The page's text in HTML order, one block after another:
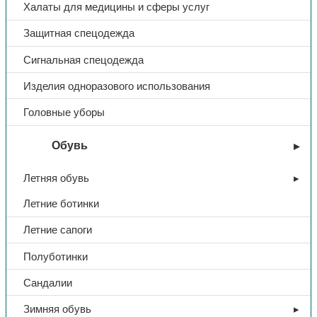
Халаты для медицины и сферы услуг
Защитная спецодежда
Сигнальная спецодежда
Изделия одноразового использования
Головные уборы
Обувь
Летняя обувь
Летние ботинки
Летние сапоги
Полуботинки
Сандалии
Зимняя обувь